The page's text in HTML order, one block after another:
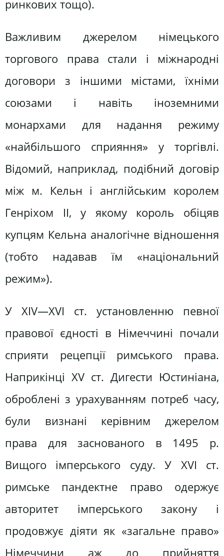
ринкових тощо).
Важливим джерелом німецького
торгового права стали і міжнародні
договори з іншими містами, їхніми
союзами і навіть іноземними
монархами для надання режиму
«найбільшого сприяння» у торгівлі.
Відомий, наприклад, подібний договір
між м. Кельн і англійським королем
Генріхом II, у якому король обіцяв
купцям Кельна аналогічне відношення
(тобто надавав їм «національний
режим»).
У XIV—XVI ст. установленню певної
правової єдності в Німеччині почали
сприяти рецепції римського права.
Наприкінці XV ст. Дигести Юстиніана,
оброблені з урахуванням потреб часу,
були визнані керівним джерелом
права для заснованого в 1495 р.
Вищого імперського суду. У XVI ст.
римське пандектне право одержує
авторитет імперського закону і
продовжує діяти як «загальне право»